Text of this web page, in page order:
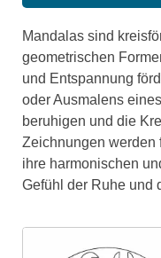
Mandalas sind
geometrischen
und Entspannung
oder Ausmalens
beruhigen und die
Zeichnungen werden
ihre harmonischen
Gefühl der Ruhe und